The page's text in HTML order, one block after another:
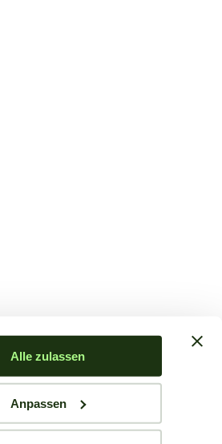
Alle zulassen
Anpassen